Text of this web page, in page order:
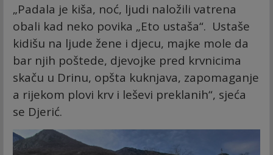
„Padala je kiša, noć, ljudi naložili vatrena
obali kad neko povika „Eto ustaša“. Ustaše
kidišu na ljude žene i djecu, majke mole da
bar njih poštede, djevojke pred krvnicima
skaču u Drinu, opšta kuknjava, zapomaganje
a rijekom plovi krv i leševi preklanih“, sjeća
se Djerić.